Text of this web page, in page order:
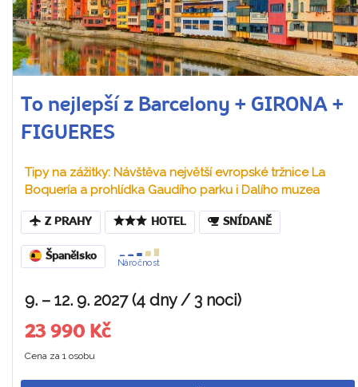
To nejlepší z Barcelony + GIRONA +
FIGUERES
Tipy na zážitky: Návštěva největší evropské tržnice La
Boquería a prohlídka Gaudího parku i Dalího muzea
Z PRAHY HOTEL SNÍDANĚ
Španělsko
Náročnost
9. – 12. 9. 2027 (4 dny / 3 noci)
23 990 Kč
Cena za 1 osobu